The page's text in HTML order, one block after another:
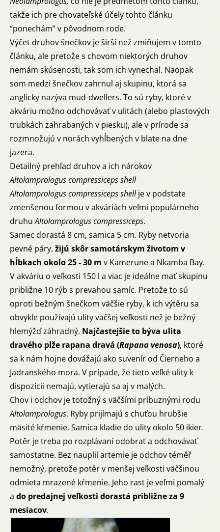
takže ich pre chovateľské účely tohto článku
“ponechám” v pôvodnom rode.
Výčet druhov šnečkov je širší než zmiňujem v tomto
článku, ale pretože s chovom niektorých druhov
nemám skúsenosti, tak som ich vynechal. Naopak
som medzi šnečkov zahrnul aj skupinu, ktorá sa
anglicky nazýva mud-dwellers. To sú ryby, ktoré v
akváriu možno odchovávať v ulitách (alebo plastových
trubkách zahrabaných v piesku), ale v prírode sa
rozmnožujú v norách vyhĺbených v blate na dne
jazera.
Detailný prehľad druhov a ich nárokov
Altolamprologus compressiceps shell
Altolamprologus compressiceps shellje v podstate
zmenšenou formou v akváriách veľmi populárneho
druhuAltolamprologus compressiceps.
Samec dorastá 8 cm, samica 5 cm. Ryby netvoria
pevné páry, žijú skôr samotárskym životom v
hĺbkach okolo 25 - 30 m v Kamerune a Nkamba Bay.
V akváriu o veľkosti 150 l a viac je ideálne mať skupinu
približne 10 rýb s prevahou samíc. Pretože to sú
oproti bežným šnečkom väčšie ryby, k ich výtěru sa
obvykle používajú ulity väčšej veľkosti než je bežný
hlemýžď záhradný. Najčastejšie to býva ulita
dravého plže rapana dravá (Rapana venosa), ktoré
sa k nám hojne dovážajú ako suvenír od Čierneho a
Jadranského mora. V prípade, že tieto veľké ulity k
dispozícii nemajú, vytierajú sa aj v malých.
Chov i odchov je totožný s väčšími príbuznými rodu
Altolamprologus. Ryby prijímajú s chuťou hrubšie
mäsité kŕmenie. Samica kladie do ulity okolo 50 ikier.
Potěr je treba po rozplávaní odobrať a odchovávať
samostatne. Bez nauplií artemie je odchov téměř
nemožný, pretože potěr v menšej veľkosti väčšinou
odmieta mrazené kŕmenie. Jeho rast je veľmi pomalý
a do predajnej veľkosti dorastá približne za 9
mesiacov.